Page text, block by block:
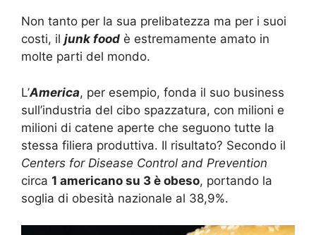
Non tanto per la sua prelibatezza ma per i suoi
costi, il junk food è estremamente amato in
molte parti del mondo.
L’America, per esempio, fonda il suo business
sull’industria del cibo spazzatura, con milioni e
milioni di catene aperte che seguono tutte la
stessa filiera produttiva. Il risultato? Secondo il
Centers for Disease Control and Prevention
circa 1 americano su 3 è obeso, portando la
soglia di obesità nazionale al 38,9%.